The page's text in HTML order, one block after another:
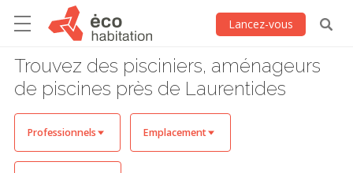
Lancez-vous
Trouvez des pisciniers, aménageurs
de piscines près de Laurentides
Professionnels Emplacement